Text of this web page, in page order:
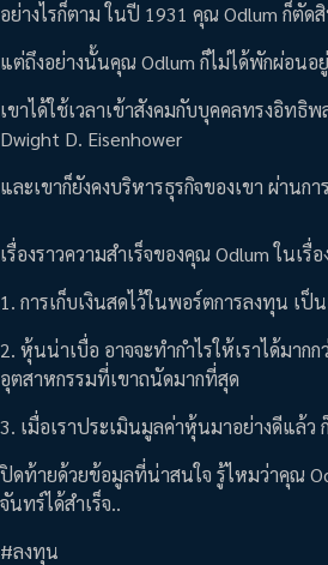
อย่างไรก็ตาม ในปี 1931 คุณ Odlum ก็ตัด
แต่ถึงอย่างนั้นคุณ Odlum ก็ไม่ได้พักผ่อน
เขาได้ใช้เวลาเข้าสังคมกับบุคคลทรงอิทธิ
Dwight D. Eisenhower
และเขาก็ยังคงบริหารธุรกิจของเขา ผ่าน
เรื่องราวความสำเร็จของคุณ Odlum ในเ
1. การเก็บเงินสดไว้ในพอร์ตการลงทุน เ
2. หุ้นน่าเบื่อ อาจจะทำกำไรให้เราได้มา
อุตสาหกรรมที่เขาถนัดมากที่สุด
3. เมื่อเราประเมินมูลค่าหุ้นมาอย่างดีแล้ว
ปิดท้ายด้วยข้อมูลที่น่าสนใจ รู้ไหมว่าคุณ
จันทร์ได้สำเร็จ..
#ลงทุน